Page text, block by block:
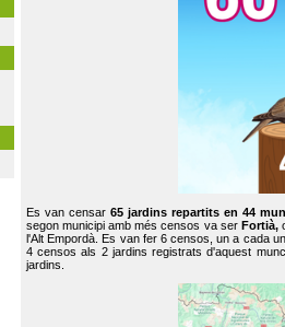
Es van censar65 jardins repartits en 44
segon municipi amb més censos va ser Fortià,
l'Alt Empordà. Es van fer 6 censos, un a cada
4 censos als 2 jardins registrats d'aquest
jardins.